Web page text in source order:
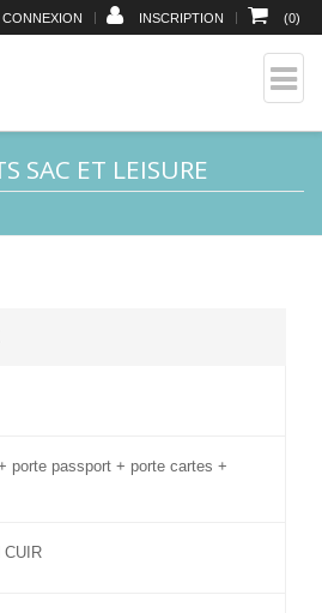
CONNEXION | INSCRIPTION | (0)
SAC ET LEISURE
porte passport + porte cartes +
CUIR